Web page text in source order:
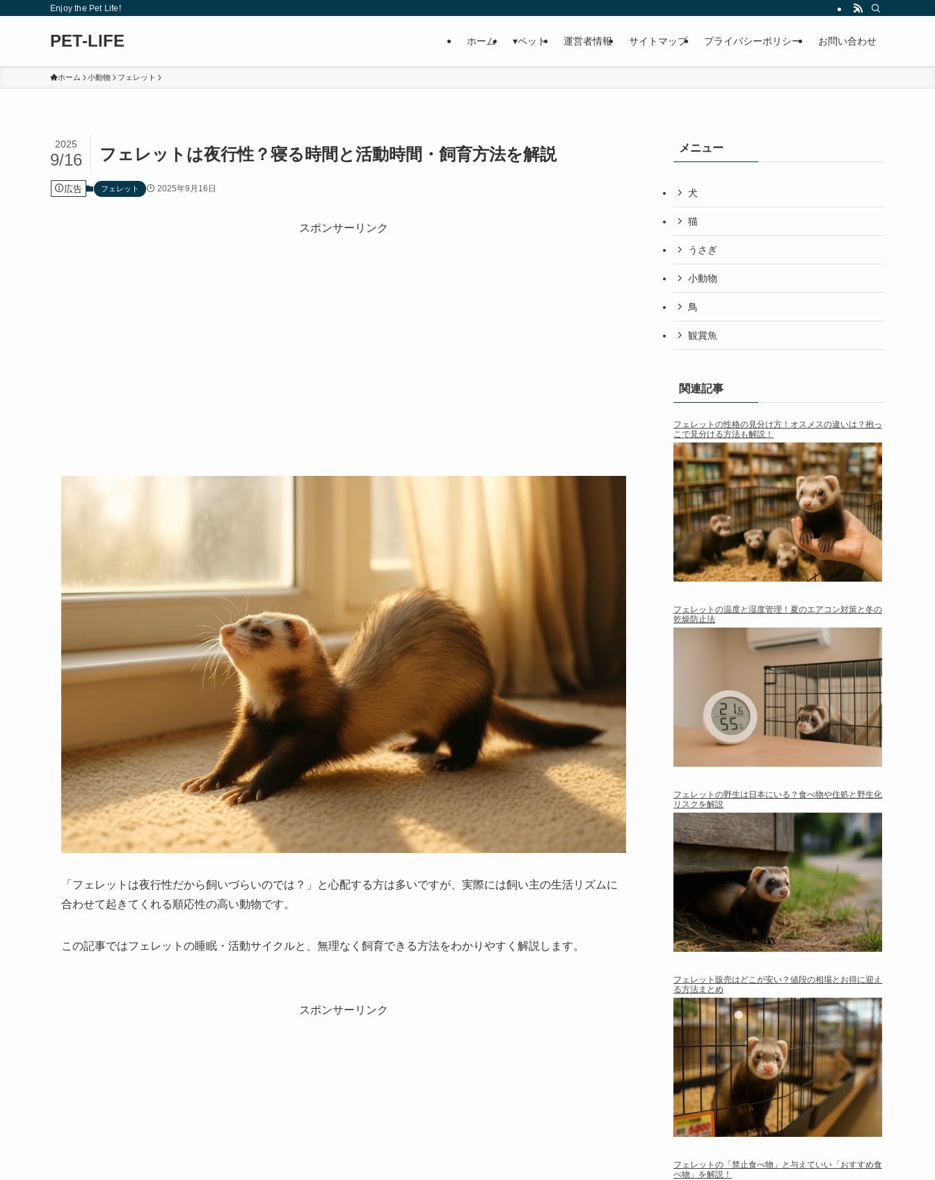
Enjoy the Pet Life!
PET-LIFE ホーム ▾ペット 運営者情報 サイトマップ プライバシーポリシー お問い合わせ
ホーム 小動物 フェレット
フェレットは夜行性？寝る時間と活動時間・飼育方法を解説
2025
9/16
広告 フェレット 2025年9月16日
スポンサーリンク
「フェレットは夜行性だから飼いづらいのでは？」と心配する方は多いですが、実際には飼い主の生活リズムに
合わせて起きてくれる順応性の高い動物です。
この記事ではフェレットの睡眠・活動サイクルと、無理なく飼育できる方法をわかりやすく解説します。
スポンサーリンク
メニュー
犬
猫
うさぎ
小動物
鳥
観賞魚
関連記事
フェレットの性格の見分け方！オスメスの違いは？抱っ
こで見分ける方法も解説！
フェレットの温度と湿度管理！夏のエアコン対策と冬の
乾燥防止法
フェレットの野生は日本にいる？食べ物や住処と野生化
リスクを解説
フェレット販売はどこが安い？値段の相場とお得に迎え
る方法まとめ
フェレットの「禁止食べ物」と与えていい「おすすめ食
べ物」を解説！